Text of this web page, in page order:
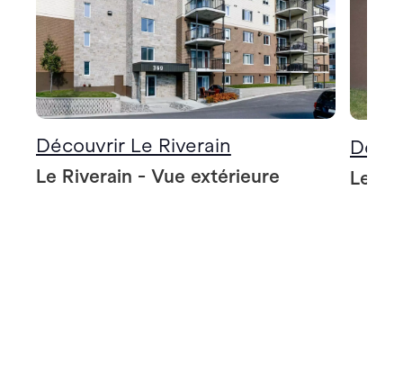
Découvrir Le Riverain
Le Riverain - Vue extérieure Le